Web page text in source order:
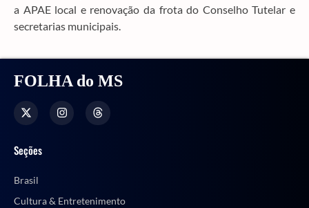
a APAE local e renovação da frota do Conselho Tutelar e
secretarias municipais.
FOLHA do MS
Seções
Brasil
Cultura & Entretenimento